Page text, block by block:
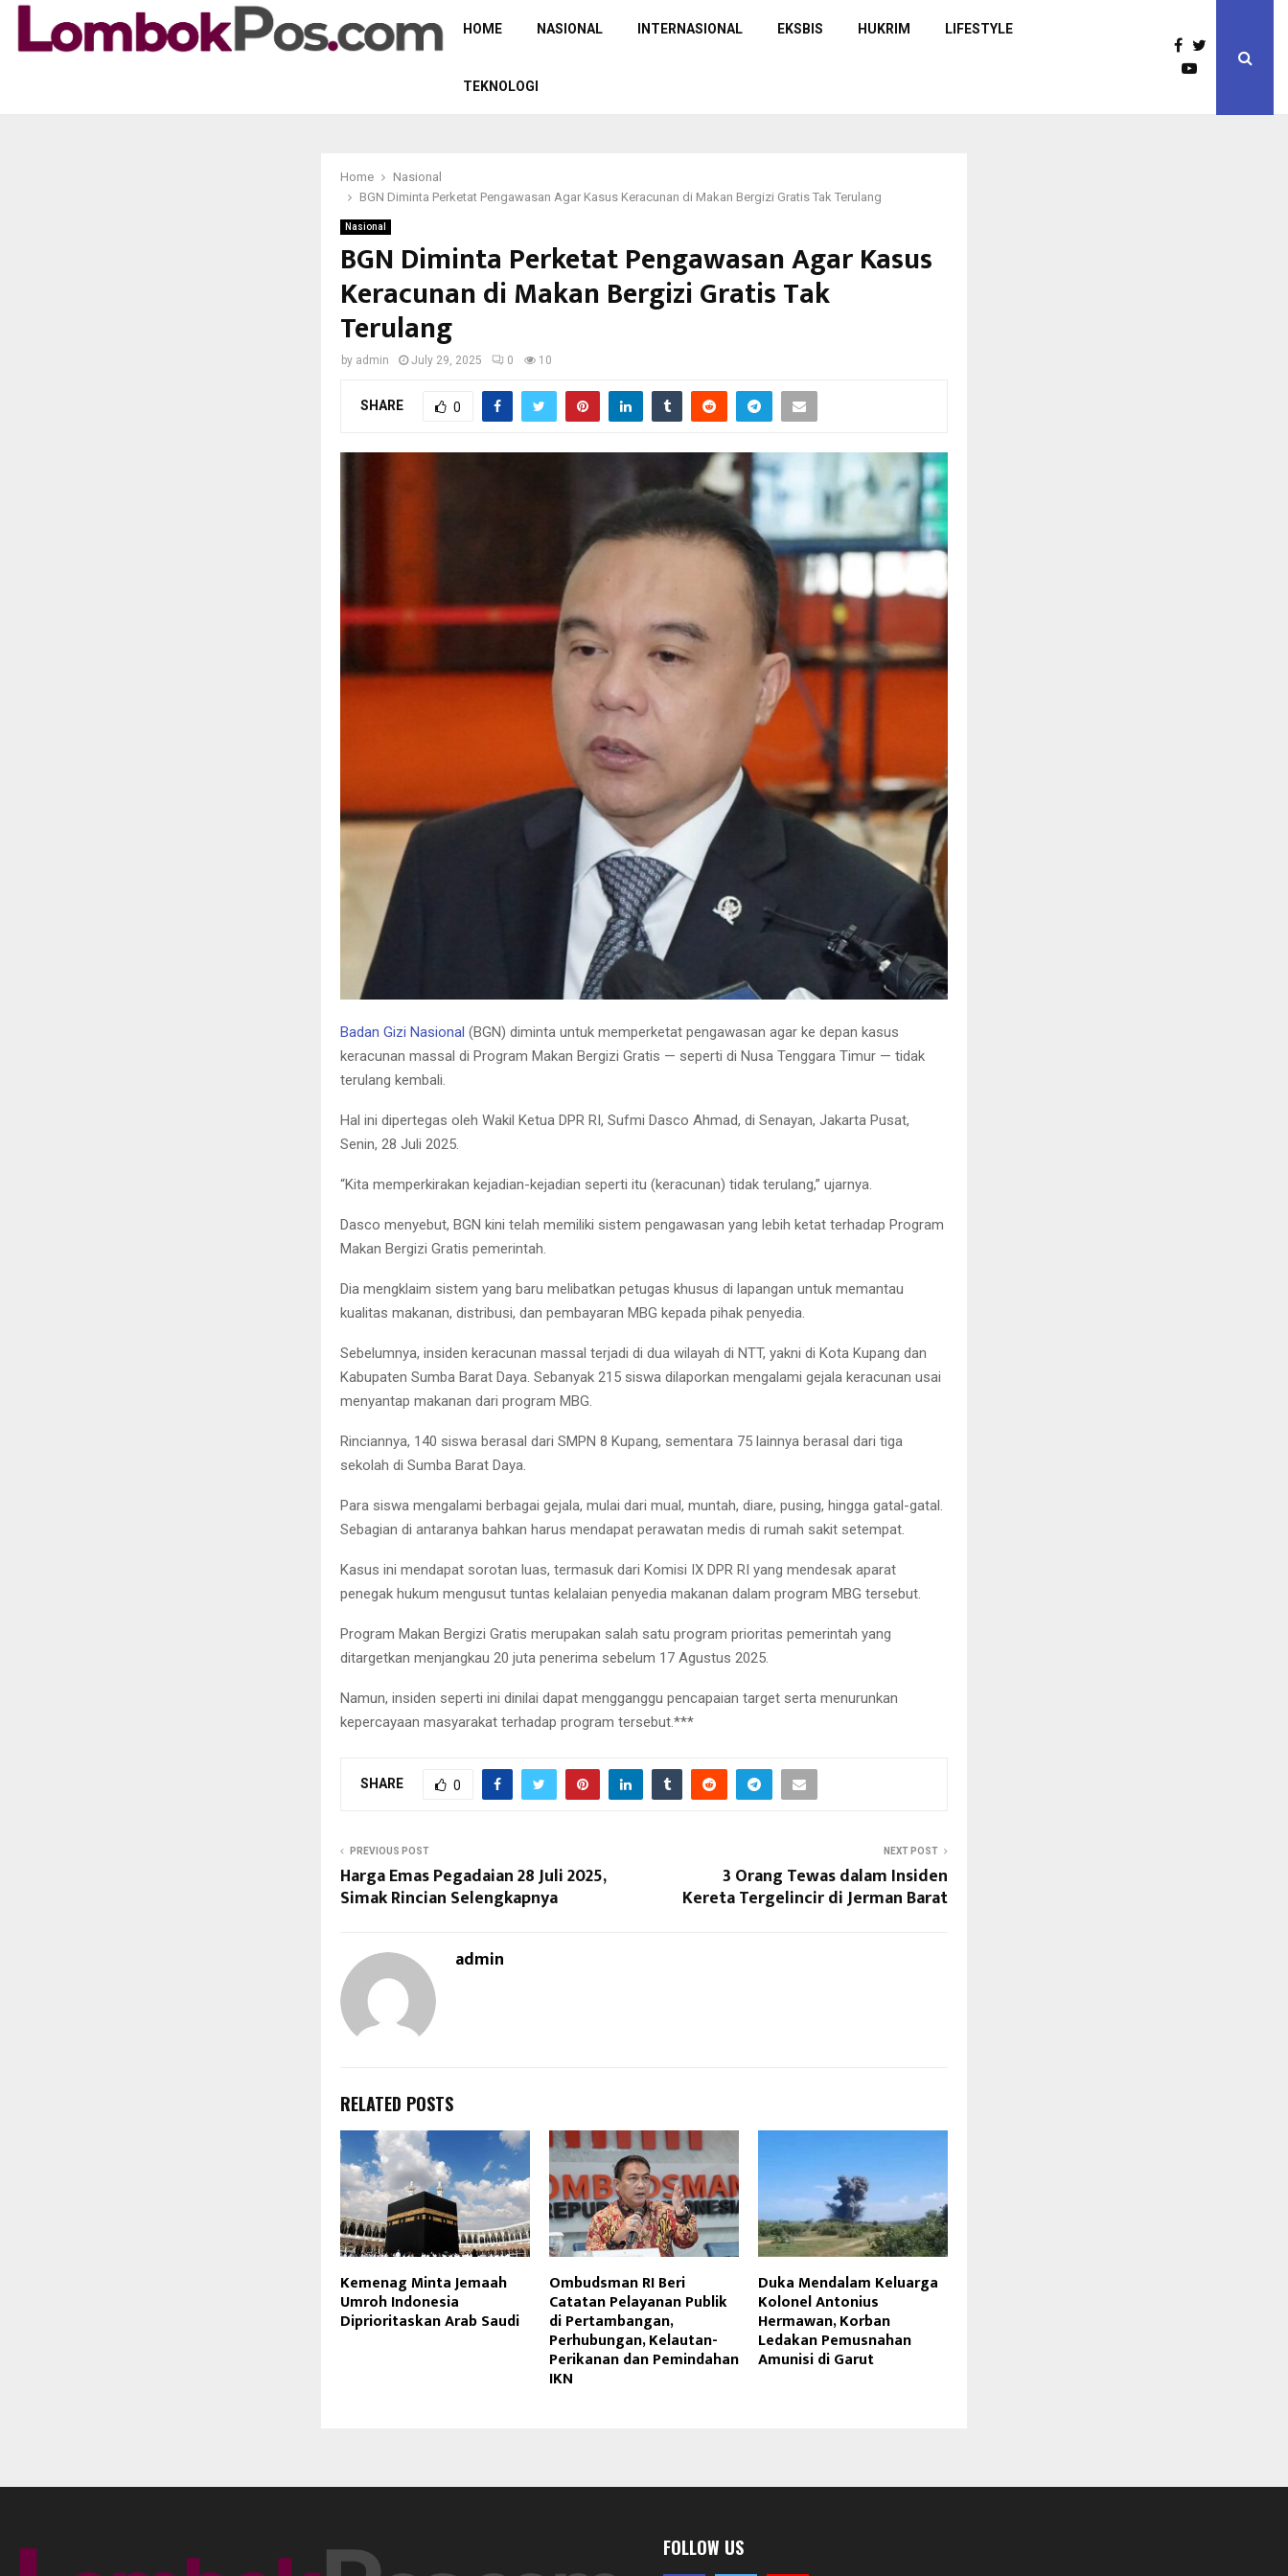
HOME NASIONAL INTERNASIONAL EKSBIS HUKRIM LIFESTYLE
TEKNOLOGI
Home
Nasional
BGN Diminta Perketat Pengawasan Agar Kasus Keracunan di Makan Bergizi Gratis Tak Terulang
Nasional
BGN Diminta Perketat Pengawasan Agar Kasus
Keracunan di Makan Bergizi Gratis Tak
Terulang
by admin July 29, 2025 0 10
SHARE 0
Badan Gizi Nasional (BGN) diminta untuk memperketat pengawasan agar ke depan kasus
keracunan massal di Program Makan Bergizi Gratis — seperti di Nusa Tenggara Timur — tidak
terulang kembali.
Hal ini dipertegas oleh Wakil Ketua DPR RI, Sufmi Dasco Ahmad, di Senayan, Jakarta Pusat,
Senin, 28 Juli 2025.
“Kita memperkirakan kejadian-kejadian seperti itu (keracunan) tidak terulang,” ujarnya.
Dasco menyebut, BGN kini telah memiliki sistem pengawasan yang lebih ketat terhadap Program
Makan Bergizi Gratis pemerintah.
Dia mengklaim sistem yang baru melibatkan petugas khusus di lapangan untuk memantau
kualitas makanan, distribusi, dan pembayaran MBG kepada pihak penyedia.
Sebelumnya, insiden keracunan massal terjadi di dua wilayah di NTT, yakni di Kota Kupang dan
Kabupaten Sumba Barat Daya. Sebanyak 215 siswa dilaporkan mengalami gejala keracunan usai
menyantap makanan dari program MBG.
Rinciannya, 140 siswa berasal dari SMPN 8 Kupang, sementara 75 lainnya berasal dari tiga
sekolah di Sumba Barat Daya.
Para siswa mengalami berbagai gejala, mulai dari mual, muntah, diare, pusing, hingga gatal-gatal.
Sebagian di antaranya bahkan harus mendapat perawatan medis di rumah sakit setempat.
Kasus ini mendapat sorotan luas, termasuk dari Komisi IX DPR RI yang mendesak aparat
penegak hukum mengusut tuntas kelalaian penyedia makanan dalam program MBG tersebut.
Program Makan Bergizi Gratis merupakan salah satu program prioritas pemerintah yang
ditargetkan menjangkau 20 juta penerima sebelum 17 Agustus 2025.
Namun, insiden seperti ini dinilai dapat mengganggu pencapaian target serta menurunkan
kepercayaan masyarakat terhadap program tersebut.***
SHARE 0
PREVIOUS POST
Harga Emas Pegadaian 28 Juli 2025,
Simak Rincian Selengkapnya
NEXT POST
3 Orang Tewas dalam Insiden
Kereta Tergelincir di Jerman Barat
admin
RELATED POSTS
Kemenag Minta Jemaah
Umroh Indonesia
Diprioritaskan Arab Saudi
Ombudsman RI Beri
Catatan Pelayanan Publik
di Pertambangan,
Perhubungan, Kelautan-
Perikanan dan Pemindahan
IKN
Duka Mendalam Keluarga
Kolonel Antonius
Hermawan, Korban
Ledakan Pemusnahan
Amunisi di Garut
FOLLOW US